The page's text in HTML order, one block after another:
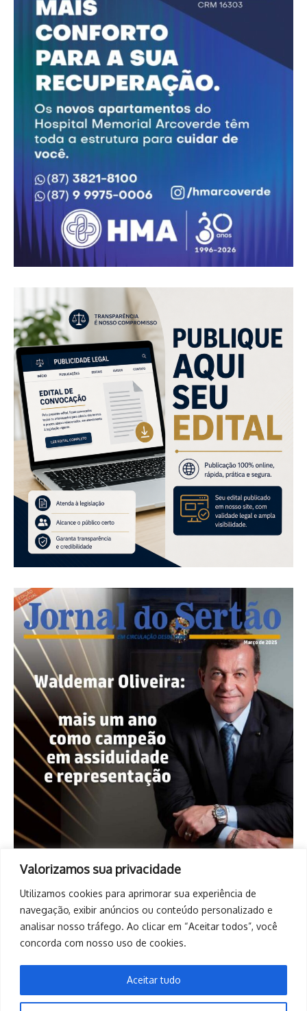
Valorizamos sua privacidade
Utilizamos cookies para aprimorar sua experiência de
navegação, exibir anúncios ou conteúdo personalizado e
analisar nosso tráfego. Ao clicar em “Aceitar todos”, você
concorda com nosso uso de cookies.
Aceitar tudo